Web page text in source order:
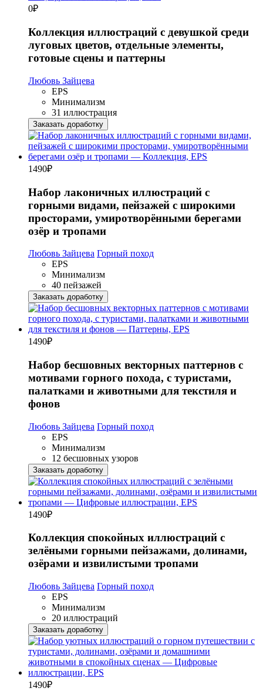
0₽
Коллекция иллюстраций с девушкой среди
луговых цветов, отдельные элементы,
готовые сцены и паттерны
Любовь Зайцева
EPS
Минимализм
31 иллюстрация
Заказать доработку
1490₽
Набор лаконичных иллюстраций с
горными видами, пейзажей с широкими
просторами, умиротворёнными берегами
озёр и тропами
Любовь Зайцева Горный поход
EPS
Минимализм
40 пейзажей
Заказать доработку
1490₽
Набор бесшовных векторных паттернов с
мотивами горного похода, с туристами,
палатками и животными для текстиля и
фонов
Любовь Зайцева Горный поход
EPS
Минимализм
12 бесшовных узоров
Заказать доработку
1490₽
Коллекция спокойных иллюстраций с
зелёными горными пейзажами, долинами,
озёрами и извилистыми тропами
Любовь Зайцева Горный поход
EPS
Минимализм
20 иллюстраций
Заказать доработку
1490₽